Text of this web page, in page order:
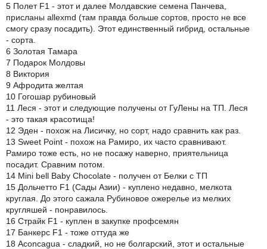
5 Полет F1 - этот и далее Молдавские семена Панчева,
присланы allexmd (там правда больше сортов, просто не все
смогу сразу посадить). Этот единственный гибрид, остальные
- сорта.
6 Золотая Тамара
7 Подарок Молдовы
8 Виктория
9 Афродита желтая
10 Гогошар рубиновый
11 Леся - этот и следующие получены от ГуЛены на ТП. Леся
- это такая красотища!
12 Эден - похож на Лисичку, но сорт, надо сравнить как раз.
13 Sweet Point - похож на Рамиро, их часто сравнивают.
Рамиро тоже есть, но не посажу наверно, приятельница
посадит. Сравним потом.
14 Mini bell Baby Chocolate - получен от Белки с ТП
15 Дольчетто F1 (Сады Азии) - куплено недавно, мелкота
круглая. До этого сажала Рубиновое ожерелье из мелких
кругляшей - понравилось.
16 Страйк F1 - куплен в закупке профсемян
17 Банкерс F1 - тоже оттуда же
18 Aconcagua - сладкий, но не болгарский, этот и остальные